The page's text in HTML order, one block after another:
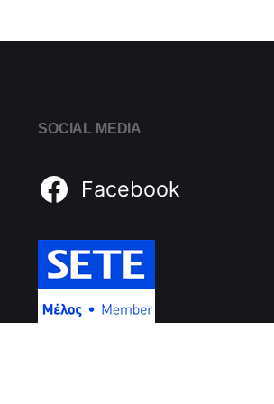
SOCIAL MEDIA
Facebook